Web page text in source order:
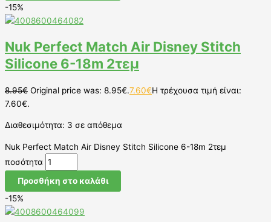
-15%
Nuk Perfect Match Air Disney Stitch
Silicone 6-18m 2τεμ
8.95€ Original price was: 8.95€.7.60€Η τρέχουσα τιμή είναι:
7.60€.
Διαθεσιμότητα: 3 σε απόθεμα
Nuk Perfect Match Air Disney Stitch Silicone 6-18m 2τεμ
ποσότητα
Προσθήκη στο καλάθι
-15%